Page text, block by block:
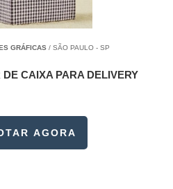
GRÁFICAS/ SÃO PAULO - SP
CAIXA PARA DELIVERY
AGORA